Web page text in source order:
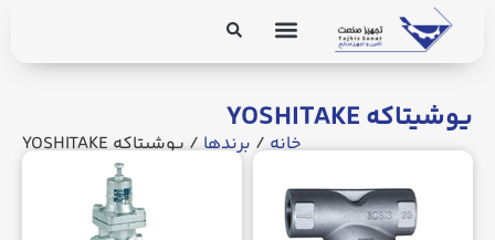
یوشیتاکه YOSHITAKE
خانه/ برندها/ یوشیتاکه YOSHITAKE